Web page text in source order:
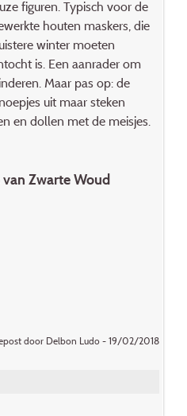
figuren. Typisch voor de
houten maskers, die
winter moeten
is. Een aanrader om
Maar pas op: de
uit maar steken
en dollen met de meisjes.
Zwarte Woud
door Delbon Ludo - 19/02/2018